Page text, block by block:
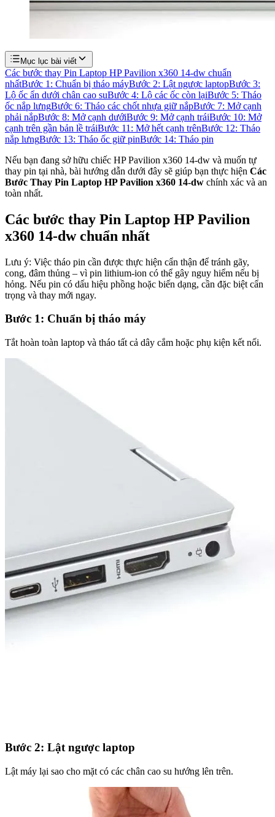
Mục lục bài viết
Các bước thay Pin Laptop HP Pavilion x360 14-dw chuẩn
nhấtBước 1: Chuẩn bị tháo máyBước 2: Lật ngược laptopBước 3:
Lộ ốc ẩn dưới chân cao suBước 4: Lộ các ốc còn lạiBước 5: Tháo
ốc nắp lưngBước 6: Tháo các chốt nhựa giữ nắpBước 7: Mở cạnh
phải nắpBước 8: Mở cạnh dướiBước 9: Mở cạnh tráiBước 10: Mở
cạnh trên gần bản lề tráiBước 11: Mở hết cạnh trênBước 12: Tháo
nắp lưngBước 13: Tháo ốc giữ pinBước 14: Tháo pin
Nếu bạn đang sở hữu chiếc HP Pavilion x360 14-dw và muốn tự
thay pin tại nhà, bài hướng dẫn dưới đây sẽ giúp bạn thực hiện Các
Bước Thay Pin Laptop HP Pavilion x360 14-dw chính xác và an
toàn nhất.
Các bước thay Pin Laptop HP Pavilion
x360 14-dw chuẩn nhất
Lưu ý: Việc tháo pin cần được thực hiện cẩn thận để tránh gãy,
cong, đâm thủng – vì pin lithium-ion có thể gây nguy hiểm nếu bị
hỏng. Nếu pin có dấu hiệu phồng hoặc biến dạng, cần đặc biệt cẩn
trọng và thay mới ngay.
Bước 1: Chuẩn bị tháo máy
Tắt hoàn toàn laptop và tháo tất cả dây cắm hoặc phụ kiện kết nối.
Bước 2: Lật ngược laptop
Lật máy lại sao cho mặt có các chân cao su hướng lên trên.